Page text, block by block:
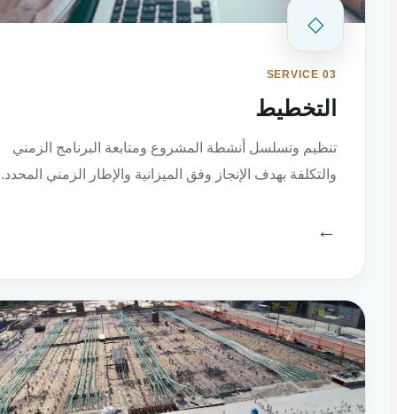
◇
SERVICE 03
التخطيط
تنظيم وتسلسل أنشطة المشروع ومتابعة البرنامج الزمني
والتكلفة بهدف الإنجاز وفق الميزانية والإطار الزمني المحدد.